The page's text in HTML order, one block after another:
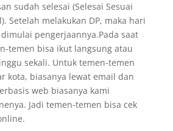
sudah selesai (Selesai Sesuai
Setelah melakukan DP, maka hari
pengerjaannya.Pada saat
temen bisa ikut langsung atau
sekali. Untuk temen-temen
kota, biasanya lewat email dan
web biasanya kami
Jadi temen-temen bisa cek